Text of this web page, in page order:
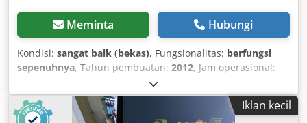
Meminta Hubungi
Kondisi: sangat baik (bekas), Fungsionalitas: berfungsi
sepenuhnya, Tahun pembuatan: 2012, Jam operasional:
28.000 jam Djdpfx Aey Rnb Dsarjck
Iklan kecil